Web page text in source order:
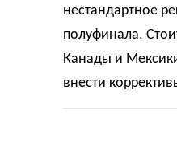
нестандартное
полуфинала.
Канады и
внести